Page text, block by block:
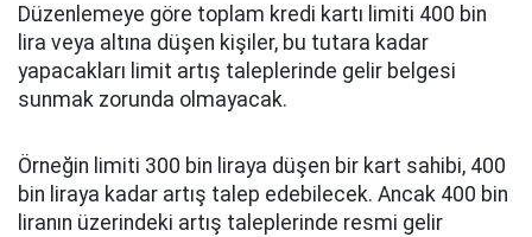
Düzenlemeye göre toplam kredi kartı limiti 400 bin
lira veya altına düşen kişiler, bu tutara kadar
yapacakları limit artış taleplerinde gelir belgesi
sunmak zorunda olmayacak.
Örneğin limiti 300 bin liraya düşen bir kart sahibi, 400
bin liraya kadar artış talep edebilecek. Ancak 400 bin
liranın üzerindeki artış taleplerinde resmi gelir